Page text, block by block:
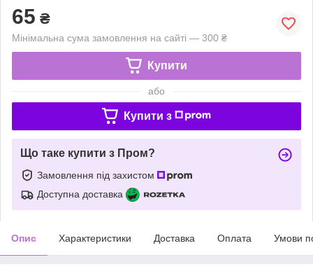
65 ₴
Мінімальна сума замовлення на сайті — 300 ₴
Купити
або
Купити з
Що таке купити з Пром?
Замовлення під захистом
Доступна доставка
Опис Характеристики Доставка Оплата Умови